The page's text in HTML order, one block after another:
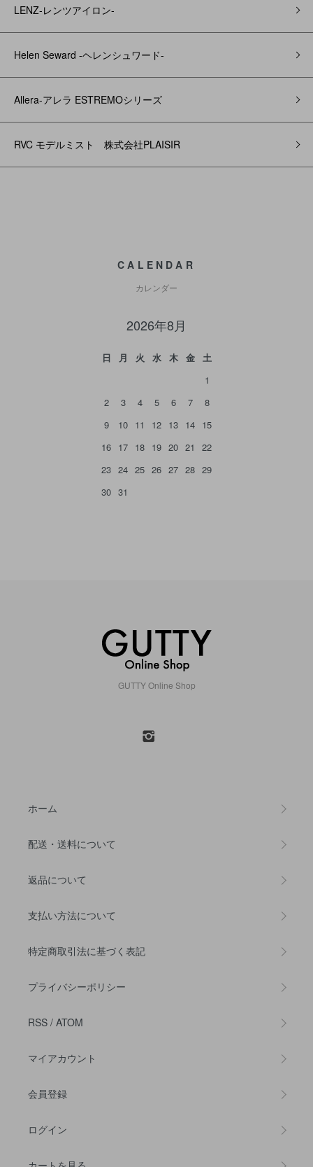
LENZ-レンツアイロン-
Helen Seward -ヘレンシュワード-
Allera-アレラ ESTREMOシリーズ
RVC モデルミスト 株式会社PLAISIR
CALENDAR
カレンダー
2026年8月
日 月 火 水 木 金
土
1
2
3 4 5 6 7
8
9
10 11 12 13 14 15
16 17 18 19 20 21
22
23 24 25 26 27 28 29
30 31
GUTTY Online Shop
ホーム
配送・送料について
返品について
支払い方法について
特定商取引法に基づく表記
プライバシーポリシー
RSS / ATOM
マイアカウント
会員登録
ログイン